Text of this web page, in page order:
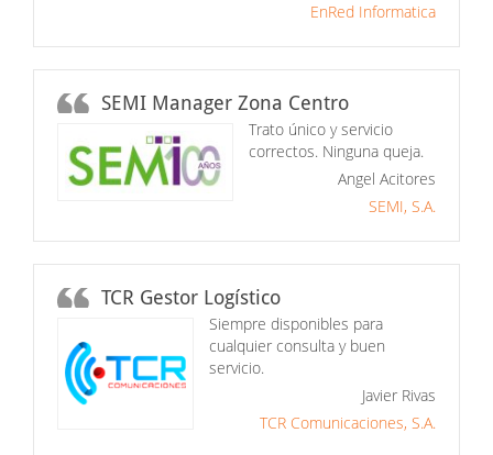
EnRed Informatica
SEMI Manager Zona Centro
Trato único y servicio
correctos. Ninguna queja.
Angel Acitores
SEMI, S.A.
TCR Gestor Logístico
Siempre disponibles para
cualquier consulta y buen
servicio.
Javier Rivas
TCR Comunicaciones, S.A.